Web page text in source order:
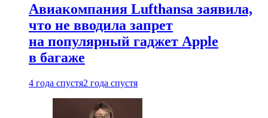
Авиакомпания Lufthansa заявила,
что не вводила запрет
на популярный гаджет Apple
в багаже
4 года спустя2 года спустя